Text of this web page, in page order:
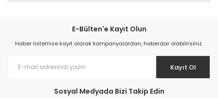
E-Bülten'e Kayıt Olun
Haber listemize kayıt olarak kampanyalardan, haberdar olabilirsiniz.
Kayıt Ol
Sosyal Medyada Bizi Takip Edin